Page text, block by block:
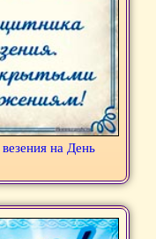
на День